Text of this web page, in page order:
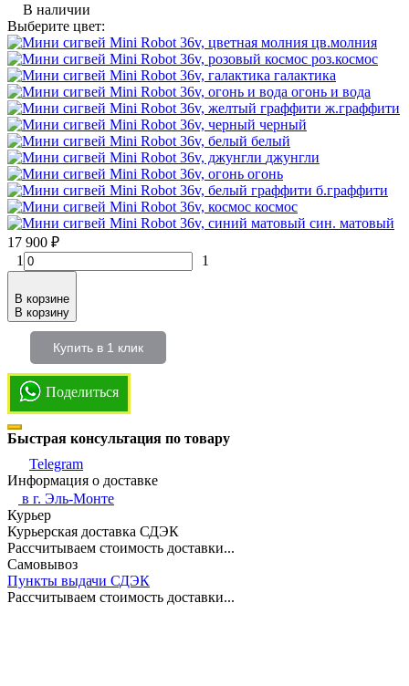
В наличии
Выберите цвет:
цв.молния
роз.космос
галактика
огонь и вода
ж.граффити
черный
белый
джунгли
огонь
б.граффити
космос
син. матовый
17 900 ₽
1
1
В корзине
В корзину
Купить в 1 клик
Поделиться
Быстрая консультация по товару
Telegram
Информация о доставке
в г. Эль-Монте
Курьер
Курьерская доставка СДЭК
Рассчитываем стоимость доставки...
Самовывоз
Пункты выдачи СДЭК
Рассчитываем стоимость доставки...